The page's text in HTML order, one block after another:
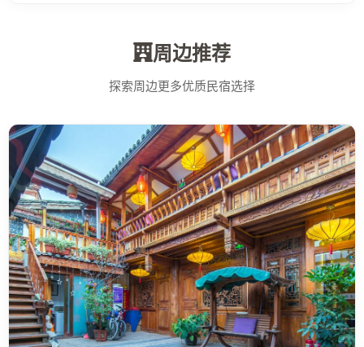
周边推荐
探索周边更多优质民宿选择